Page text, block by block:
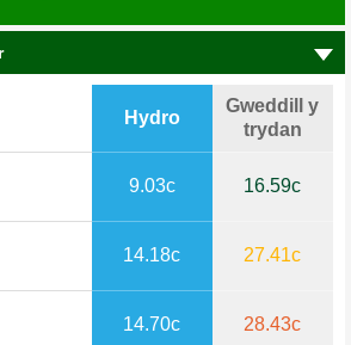
Hydro
Gweddill y
trydan
9.03c 16.59c
14.18c 27.41c
14.70c 28.43c